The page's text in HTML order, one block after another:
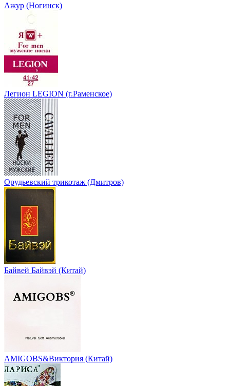
Ажур (Ногинск)
Легион LEGION (г.Раменское)
Орудьевский трикотаж (Дмитров)
Байвей Байвэй (Китай)
AMIGOBS&Виктория (Китай)